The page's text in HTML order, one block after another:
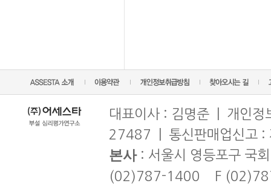
대표이사 : 김명준 | 개인
27487 | 통신판매업신고
본사: 서울시 영등포구 국
(02)787-1400 F